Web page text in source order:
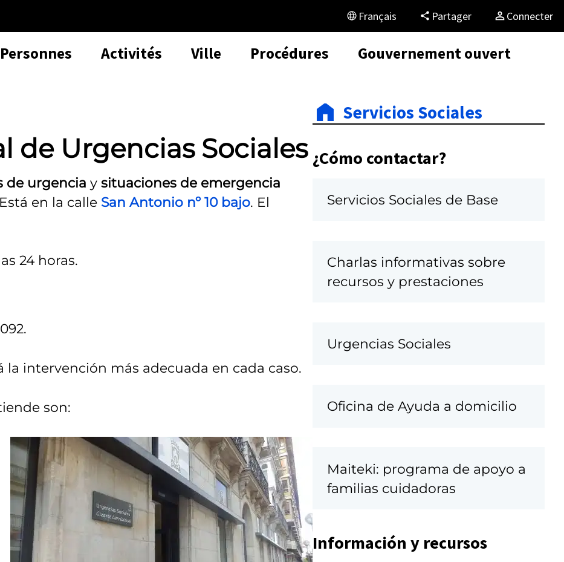
Français Partager Connecter
Personnes Activités Ville Procédures Gouvernement ouvert
de Urgencias Sociales
de urgencia y situaciones de emergencia
en la calle San Antonio nº 10 bajo. El
24 horas.
intervención más adecuada en cada caso.
son:
Servicios Sociales
¿Cómo contactar?
Servicios Sociales de Base
Charlas informativas sobre
recursos y prestaciones
Urgencias Sociales
Oficina de Ayuda a domicilio
Maiteki: programa de apoyo a
familias cuidadoras
Información y recursos